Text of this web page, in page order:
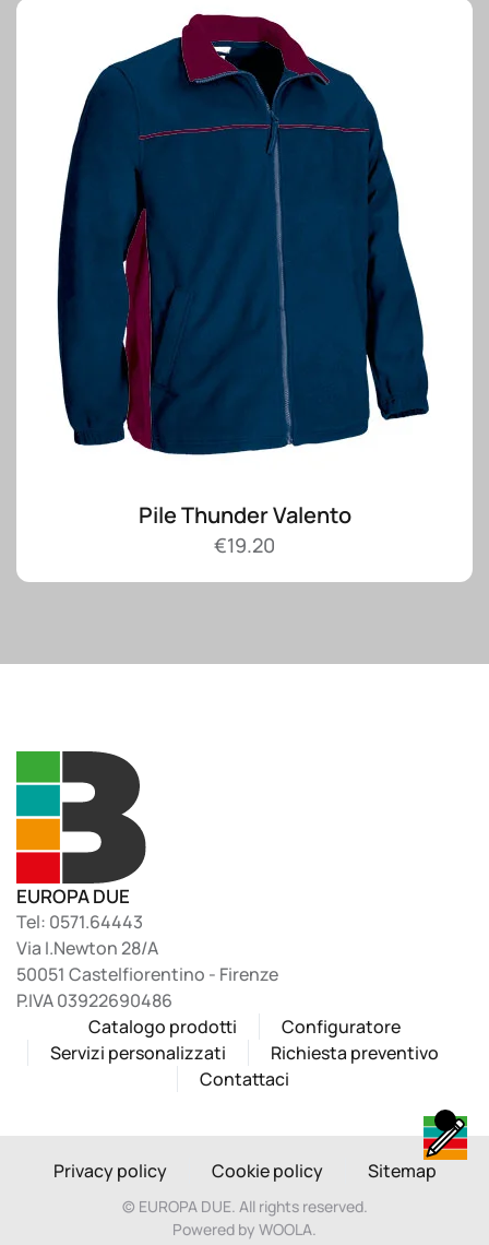
Pile Thunder Valento
€19.20
EUROPA DUE
Tel: 0571.64443
Via I.Newton 28/A
50051 Castelfiorentino - Firenze
P.IVA 03922690486
Catalogo prodotti
Configuratore
Servizi personalizzati
Richiesta preventivo
Contattaci
Privacy policy Cookie policy Sitemap
© EUROPA DUE. All rights reserved.
Powered by WOOLA.